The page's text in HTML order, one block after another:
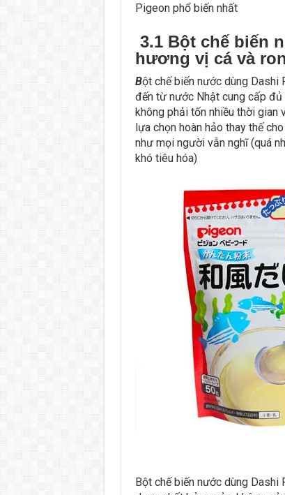
Pigeon phổ biến nhất
3.1 Bột chế biến
hương vị cá và
Bột chế biến nước dùng Dashi
đến từ nước Nhật cung cấp
không phải tốn nhiều thời gian
lựa chọn hoàn hảo thay thế
như mọi người vẫn nghĩ (quá
khó tiêu hóa)
Bột chế biến nước dùng Dashi